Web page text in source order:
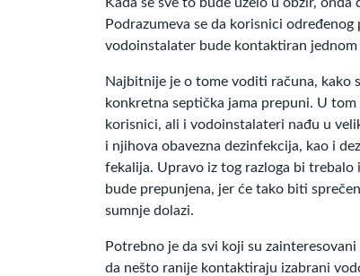
Podrazumeva se da korisnici
vodoinstalater bude kontaktiran jednom
Najbitnije je o tome voditi računa, kako
konkretna septička jama prepuni. U
korisnici, ali i vodoinstalateri nađu u
i njihova obavezna dezinfekcija, kao i
fekalija. Upravo iz tog razloga bi trebalo
bude prepunjena, jer će tako biti
sumnje dolazi.
Potrebno je da svi koji su
da nešto ranije kontaktiraju izabrani